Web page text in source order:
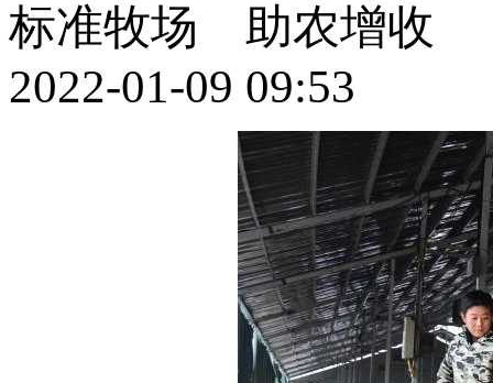
标准牧场 助农增收
2022-01-09 09:53